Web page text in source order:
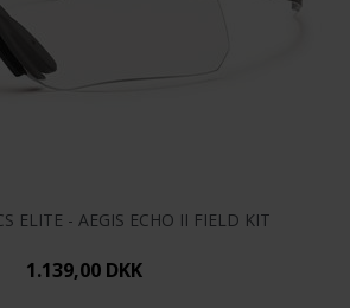
ELITE - AEGIS ECHO II FIELD KIT
1.139,00 DKK